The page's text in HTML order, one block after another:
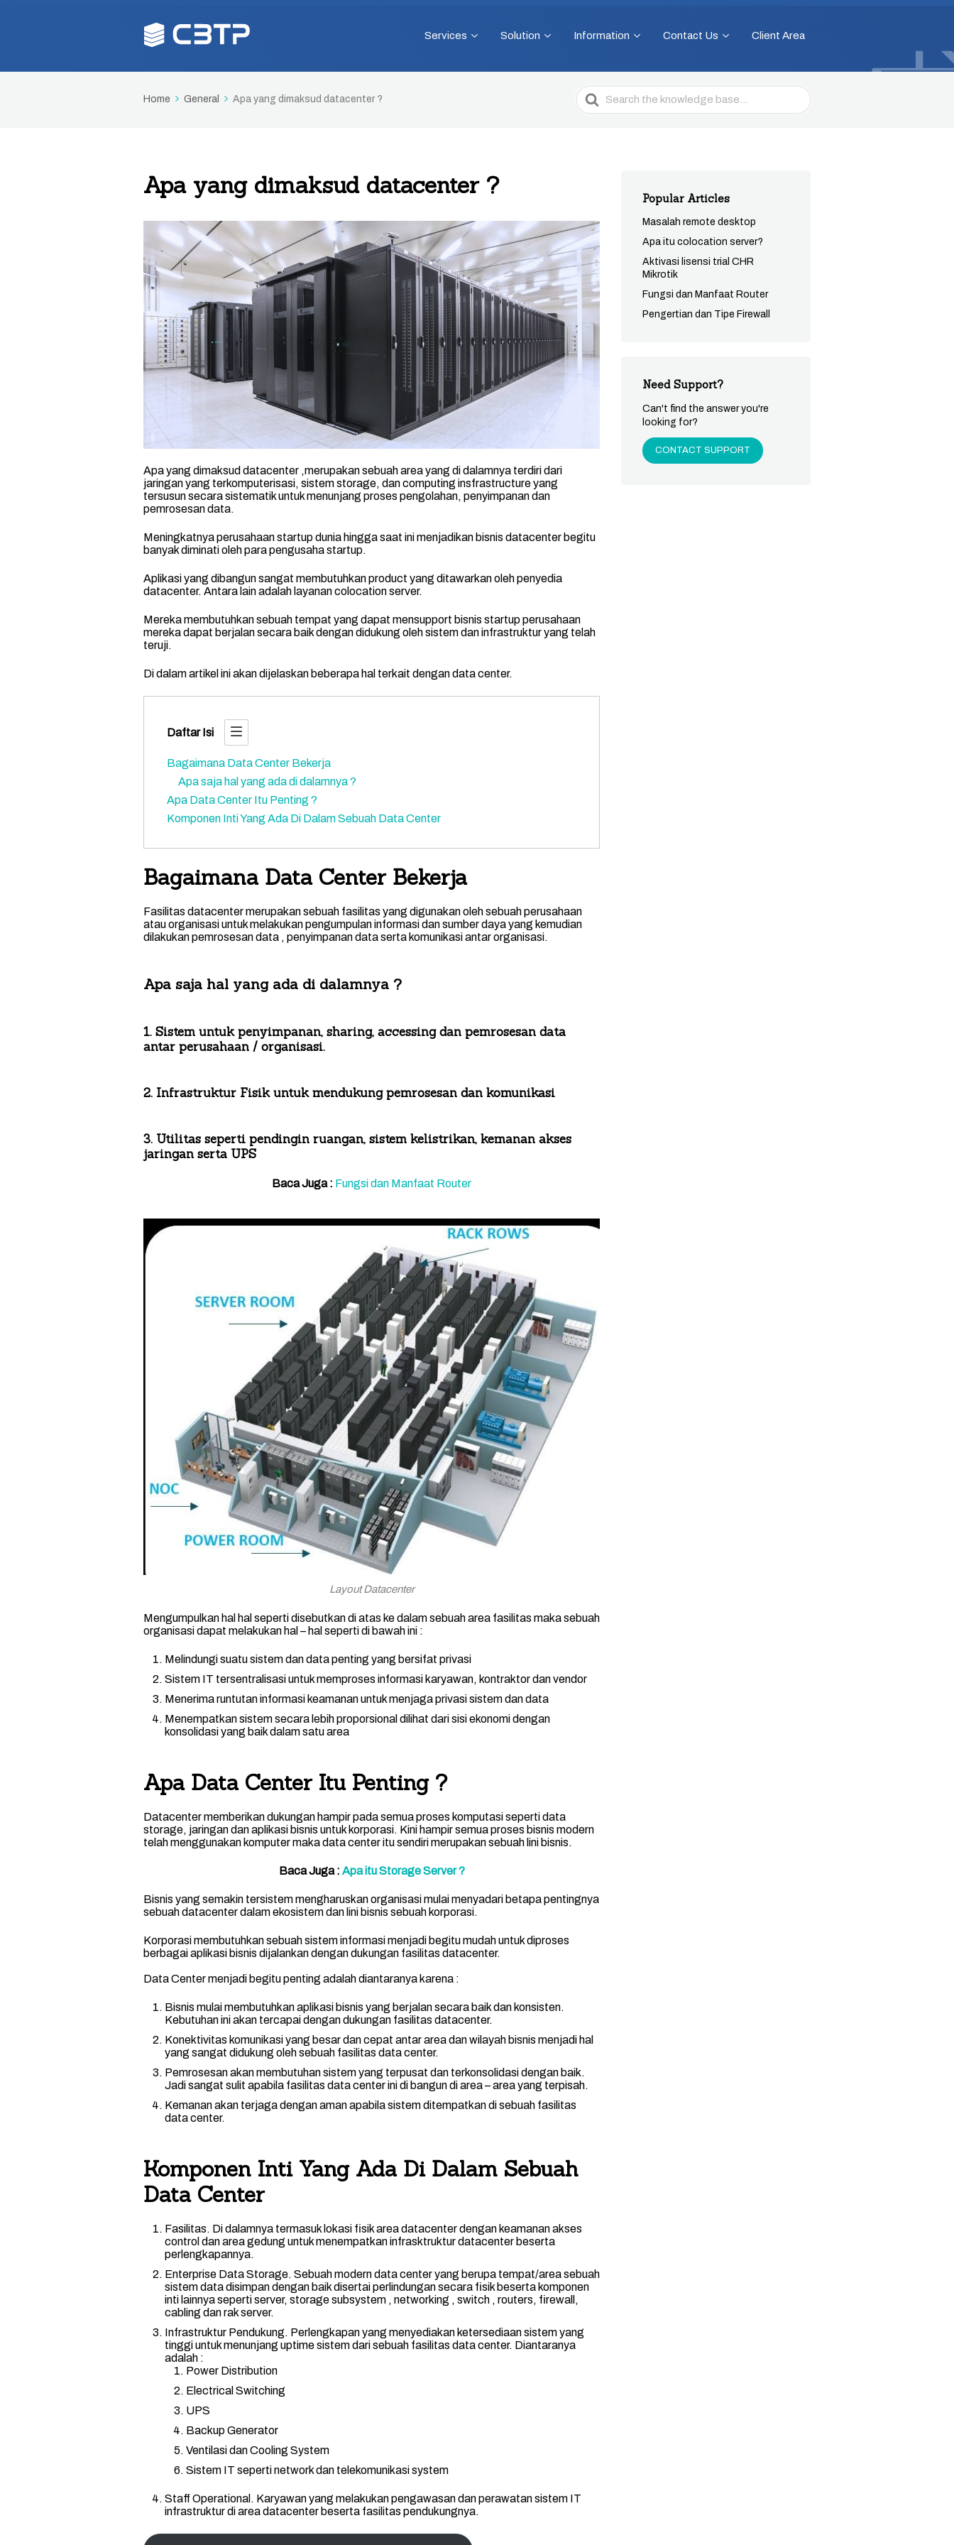
Services Solution Information Contact Us Client Area
Home General Apa yang dimaksud datacenter ?
Search
For
Apa yang dimaksud datacenter ?
Apa yang dimaksud datacenter ,merupakan sebuah area yang di dalamnya terdiri dari
jaringan yang terkomputerisasi, sistem storage, dan computing insfrastructure yang
tersusun secara sistematik untuk menunjang proses pengolahan, penyimpanan dan
pemrosesan data.
Meningkatnya perusahaan startup dunia hingga saat ini menjadikan bisnis datacenter begitu
banyak diminati oleh para pengusaha startup.
Aplikasi yang dibangun sangat membutuhkan product yang ditawarkan oleh penyedia
datacenter. Antara lain adalah layanan colocation server.
Mereka membutuhkan sebuah tempat yang dapat mensupport bisnis startup perusahaan
mereka dapat berjalan secara baik dengan didukung oleh sistem dan infrastruktur yang telah
teruji.
Di dalam artikel ini akan dijelaskan beberapa hal terkait dengan data center.
Daftar Isi
Bagaimana Data Center Bekerja
Apa saja hal yang ada di dalamnya ?
Apa Data Center Itu Penting ?
Komponen Inti Yang Ada Di Dalam Sebuah Data Center
Bagaimana Data Center Bekerja
Fasilitas datacenter merupakan sebuah fasilitas yang digunakan oleh sebuah perusahaan
atau organisasi untuk melakukan pengumpulan informasi dan sumber daya yang kemudian
dilakukan pemrosesan data , penyimpanan data serta komunikasi antar organisasi.
Apa saja hal yang ada di dalamnya ?
1. Sistem untuk penyimpanan, sharing, accessing dan pemrosesan data
antar perusahaan / organisasi.
2. Infrastruktur Fisik untuk mendukung pemrosesan dan komunikasi
3. Utilitas seperti pendingin ruangan, sistem kelistrikan, kemanan akses
jaringan serta UPS
Baca Juga : Fungsi dan Manfaat Router
Layout Datacenter
Mengumpulkan hal hal seperti disebutkan di atas ke dalam sebuah area fasilitas maka sebuah
organisasi dapat melakukan hal – hal seperti di bawah ini :
Melindungi suatu sistem dan data penting yang bersifat privasi
Sistem IT tersentralisasi untuk memproses informasi karyawan, kontraktor dan vendor
Menerima runtutan informasi keamanan untuk menjaga privasi sistem dan data
Menempatkan sistem secara lebih proporsional dilihat dari sisi ekonomi dengan
konsolidasi yang baik dalam satu area
Apa Data Center Itu Penting ?
Datacenter memberikan dukungan hampir pada semua proses komputasi seperti data
storage, jaringan dan aplikasi bisnis untuk korporasi. Kini hampir semua proses bisnis modern
telah menggunakan komputer maka data center itu sendiri merupakan sebuah lini bisnis.
Baca Juga : Apa itu Storage Server ?
Bisnis yang semakin tersistem mengharuskan organisasi mulai menyadari betapa pentingnya
sebuah datacenter dalam ekosistem dan lini bisnis sebuah korporasi.
Korporasi membutuhkan sebuah sistem informasi menjadi begitu mudah untuk diproses
berbagai aplikasi bisnis dijalankan dengan dukungan fasilitas datacenter.
Data Center menjadi begitu penting adalah diantaranya karena :
Bisnis mulai membutuhkan aplikasi bisnis yang berjalan secara baik dan konsisten.
Kebutuhan ini akan tercapai dengan dukungan fasilitas datacenter.
Konektivitas komunikasi yang besar dan cepat antar area dan wilayah bisnis menjadi hal
yang sangat didukung oleh sebuah fasilitas data center.
Pemrosesan akan membutuhan sistem yang terpusat dan terkonsolidasi dengan baik.
Jadi sangat sulit apabila fasilitas data center ini di bangun di area – area yang terpisah.
Kemanan akan terjaga dengan aman apabila sistem ditempatkan di sebuah fasilitas
data center.
Komponen Inti Yang Ada Di Dalam Sebuah
Data Center
Fasilitas. Di dalamnya termasuk lokasi fisik area datacenter dengan keamanan akses
control dan area gedung untuk menempatkan infrasktruktur datacenter beserta
perlengkapannya.
Enterprise Data Storage. Sebuah modern data center yang berupa tempat/area sebuah
sistem data disimpan dengan baik disertai perlindungan secara fisik beserta komponen
inti lainnya seperti server, storage subsystem , networking , switch , routers, firewall,
cabling dan rak server.
Infrastruktur Pendukung. Perlengkapan yang menyediakan ketersediaan sistem yang
tinggi untuk menunjang uptime sistem dari sebuah fasilitas data center. Diantaranya
adalah :
Power Distribution
Electrical Switching
UPS
Backup Generator
Ventilasi dan Cooling System
Sistem IT seperti network dan telekomunikasi system
Staff Operational. Karyawan yang melakukan pengawasan dan perawatan sistem IT
infrastruktur di area datacenter beserta fasilitas pendukungnya.
Popular Articles
Masalah remote desktop
Apa itu colocation server?
Aktivasi lisensi trial CHR
Mikrotik
Fungsi dan Manfaat Router
Pengertian dan Tipe Firewall
Need Support?
Can't find the answer you're
looking for?
CONTACT SUPPORT